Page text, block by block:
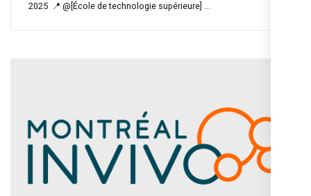
2025 📍 @[École de technologie supérieure] ...